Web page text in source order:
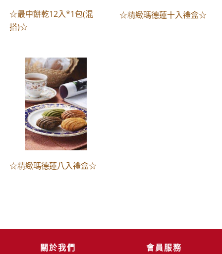
☆最中餅乾12入*1包(混
搭)☆
☆精緻瑪德蓮十入禮盒☆
☆精緻瑪德蓮八入禮盒☆
關於我們 會員服務